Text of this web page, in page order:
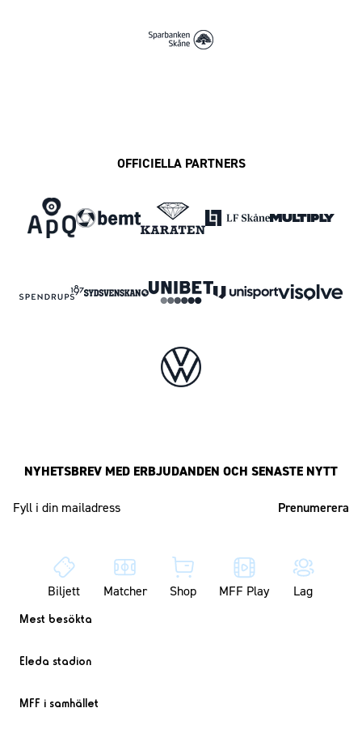
OFFICIELLA PARTNERS
NYHETSBREV MED ERBJUDANDEN OCH SENASTE NYTT
Biljett Matcher Shop MFF Play Lag
Mest besökta
Eleda stadion
MFF i samhället